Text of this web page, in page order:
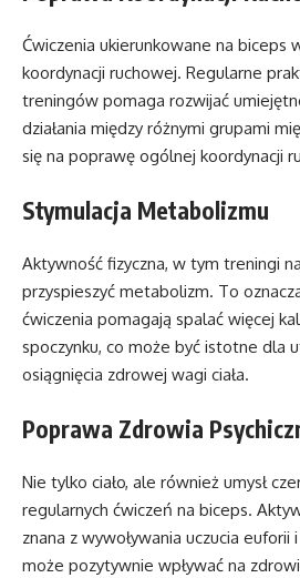
Ćwiczenia ukierunkowane na biceps
koordynacji ruchowej. Regularne
treningów pomaga rozwijać
działania między różnymi grupami
się na poprawę ogólnej koordynacji
Stymulacja Metabolizmu
Aktywność fizyczna, w tym treningi
przyspieszyć metabolizm. To
ćwiczenia pomagają spalać więcej
spoczynku, co może być istotne dla
osiągnięcia zdrowej wagi ciała.
Poprawa Zdrowia
Nie tylko ciało, ale również umysł
regularnych ćwiczeń na biceps.
znana z wywoływania uczucia euforii
może pozytywnie wpływać na